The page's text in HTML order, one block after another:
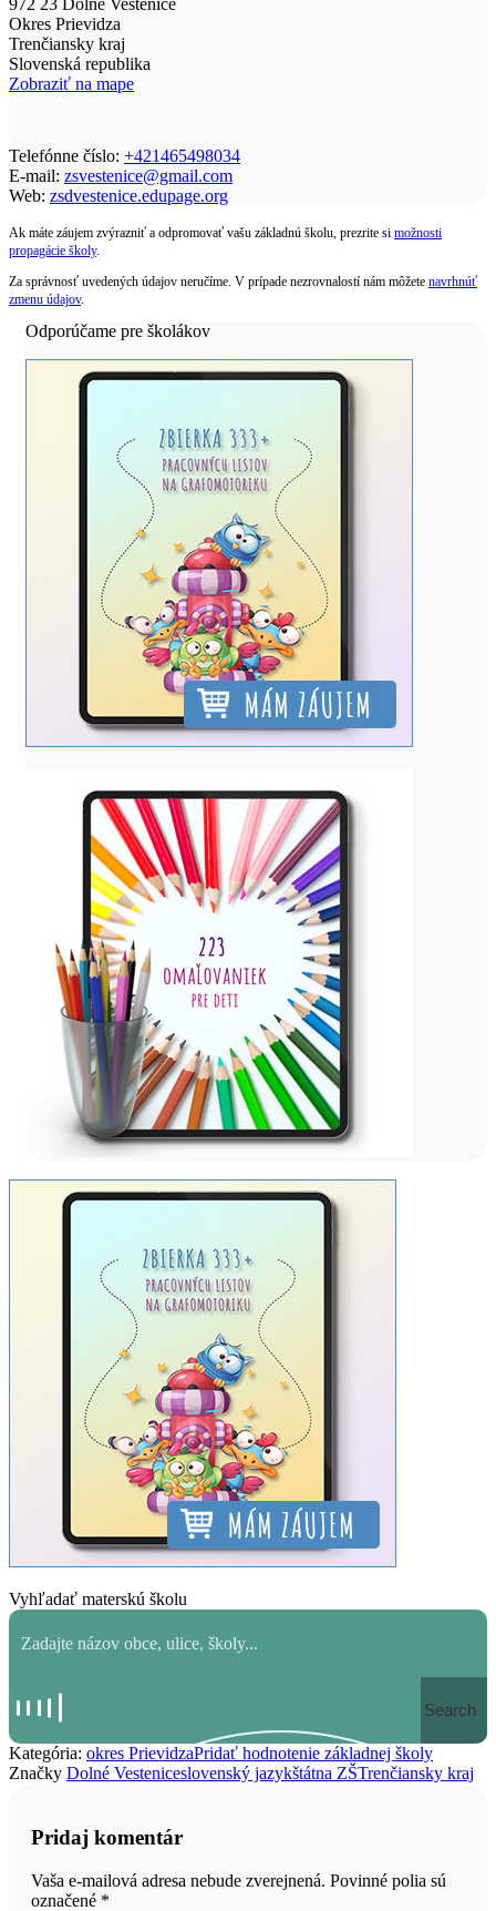
Okres Prievidza
Trenčiansky kraj
Slovenská republika
Zobraziť na mape
Telefónne číslo: +421465498034
E-mail: zsvestenice@gmail.com
Web: zsdvestenice.edupage.org
Ak máte záujem zvýrazniť a odpromovať vašu základnú školu, prezrite si možnosti
propagácie školy.
Za správnosť uvedených údajov neručíme. V prípade nezrovnalostí nám môžete navrhnúť
zmenu údajov.
Odporúčame pre školákov
Vyhľadať materskú školu
Search
Kategória: okres PrievidzaPridať hodnotenie základnej školy
Značky Dolné Vesteniceslovenský jazykštátna ZŠTrenčiansky kraj
Pridaj komentár
Vaša e-mailová adresa nebude zverejnená. Povinné polia sú
označené *